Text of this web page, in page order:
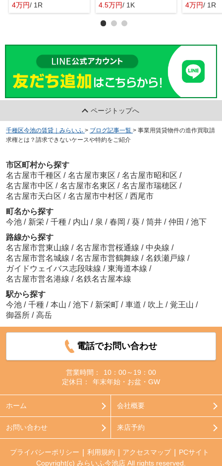
4万円/ 1R
4.5万円/ 1K
4万円/ 1R
ページトップへ
千種区今池の賃貸｜みらいふ > ブログ記事一覧 > 事業用賃貸物件の造作買取請
求権とは？請求できないケースや特約をご紹介
市区町村から探す
名古屋市千種区 / 名古屋市東区 / 名古屋市昭和区 /
名古屋市中区 / 名古屋市名東区 / 名古屋市瑞穂区 /
名古屋市天白区 / 名古屋市中村区 / 西尾市
町名から探す
今池 / 新栄 / 千種 / 内山 / 泉 / 春岡 / 葵 / 筒井 / 仲田 / 池下
路線から探す
名古屋市営東山線 / 名古屋市営桜通線 / 中央線 /
名古屋市営名城線 / 名古屋市営鶴舞線 / 名鉄瀬戸線 /
ガイドウェイバス志段味線 / 東海道本線 /
名古屋市営名港線 / 名鉄名古屋本線
駅から探す
今池 / 千種 / 本山 / 池下 / 新栄町 / 車道 / 吹上 / 覚王山 /
御器所 / 高岳
電話でお問い合わせ
営業時間：
10：00～19：00
定休日：
年末年始・お盆・GW
ホーム 会社概要
お問い合わせ 来店予約
プライバシーポリシー 利用規約 アクセスマップ
PCサイト
Copyright(c) みらいふ今池店 All rights reserved.